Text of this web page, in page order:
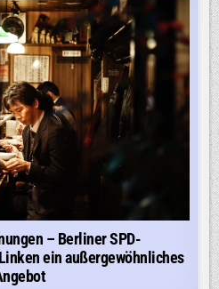
ZITRONE
AUSGEQUETSCHT
WERDEN“,
MAHNT
DIE
GEWERKSCHAFTERIN
– Berliner SPD-
ein außergewöhnliches